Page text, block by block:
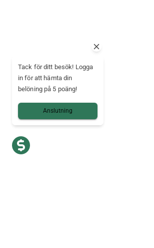
Tack för ditt besök! Logga
in för att hämta din
belöning på 5 poäng!
Anslutning